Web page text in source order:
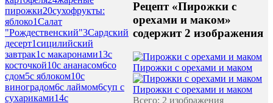
пирожки20сухофрукты:
яблоко1Салат
"Рождественский"3Сардский
десерт1сицилийский
завтрак1с макаронами13с
косточкой10с ананасом6со
сдом5с яблоком10с
виноградом6с лаймом6суп с
сухариками14с
Рецепт «Пирожки с
орехами и маком»
содержит 2 изображения
Пирожки с орехами и маком
Пирожки с орехами и маком
Всего: 2 изображения